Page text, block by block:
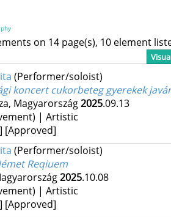
on 14 page(s), 10 element
(Performer/soloist)
koncert cukorbeteg gyerekek
Magyarország2025.09.13
| Artistic
[Approved]
(Performer/soloist)
Reqiuem
2025.10.08
| Artistic
[Approved]